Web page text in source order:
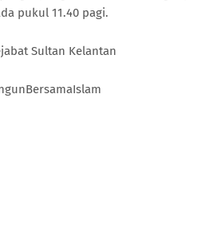
pukul 11.40 pagi.
Sultan Kelantan